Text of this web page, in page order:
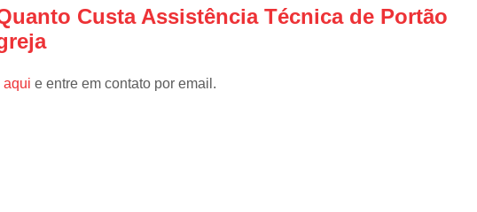
Manutenção de Motores de Portão
Custa Assistência Técnica de Portão
aqui e entre em contato por email.